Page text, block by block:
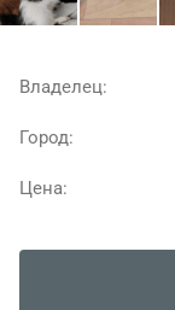
Владелец:
Город:
Цена: